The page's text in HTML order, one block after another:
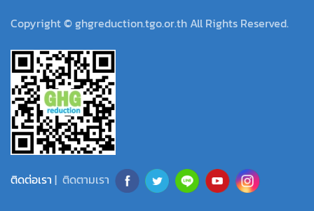
Copyright © ghgreduction.tgo.or.th All Rights Reserved.
ติดต่อเรา | ติดตามเรา